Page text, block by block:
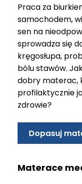
Praca za
samochodem,
sen na
sprowadza się
kręgosłupa,
bólu stawów.
dobry materac,
profilaktycznie
zdrowie?
Dopasuj
Materace